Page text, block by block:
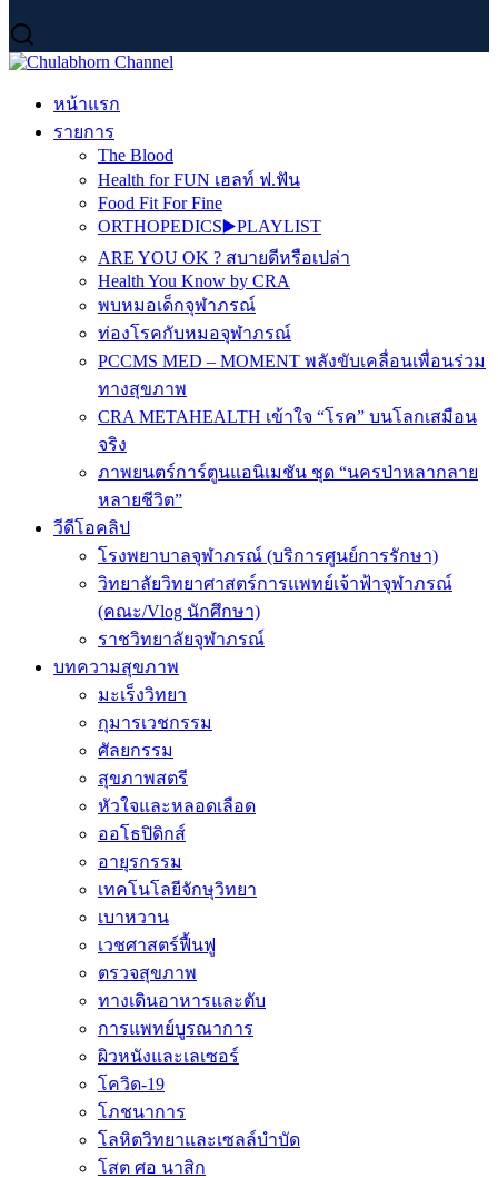
หน้าแรก
รายการ
The Blood
Health for FUN เฮลท์ ฟ.ฟัน
Food Fit For Fine
ORTHOPEDICS▶️PLAYLIST
ARE YOU OK ? สบายดีหรือเปล่า
Health You Know by CRA
พบหมอเด็กจุฬาภรณ์
ท่องโรคกับหมอจุฬาภรณ์
PCCMS MED – MOMENT พลังขับเคลื่อนเพื่อนร่วม
ทางสุขภาพ
CRA METAHEALTH เข้าใจ “โรค” บนโลกเสมือน
จริง
ภาพยนตร์การ์ตูนแอนิเมชัน ชุด “นครป่าหลากลาย
หลายชีวิต”
วีดีโอคลิป
โรงพยาบาลจุฬาภรณ์ (บริการศูนย์การรักษา)
วิทยาลัยวิทยาศาสตร์การแพทย์เจ้าฟ้าจุฬาภรณ์
(คณะ/Vlog นักศึกษา)
ราชวิทยาลัยจุฬาภรณ์
บทความสุขภาพ
มะเร็งวิทยา
กุมารเวชกรรม
ศัลยกรรม
สุขภาพสตรี
หัวใจและหลอดเลือด
ออโธปิดิกส์
อายุรกรรม
เทคโนโลยีจักษุวิทยา
เบาหวาน
เวชศาสตร์ฟื้นฟู
ตรวจสุขภาพ
ทางเดินอาหารและตับ
การแพทย์บูรณาการ
ผิวหนังและเลเซอร์
โควิด-19
โภชนาการ
โลหิตวิทยาและเซลล์บำบัด
โสต ศอ นาสิก